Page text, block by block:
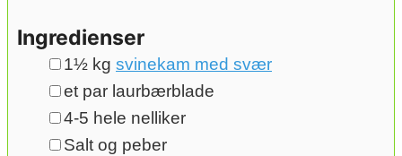
Ingredienser
▢
1½ kg svinekam med svær
▢
et par laurbærblade
▢
4-5 hele nelliker
▢
Salt og peber